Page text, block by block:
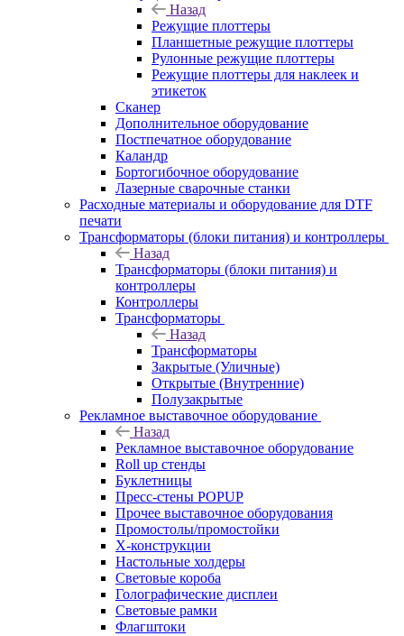
Назад
Режущие плоттеры
Планшетные режущие плоттеры
Рулонные режущие плоттеры
Режущие плоттеры для наклеек и
этикеток
Сканер
Дополнительное оборудование
Постпечатное оборудование
Каландр
Бортогибочное оборудование
Лазерные сварочные станки
Расходные материалы и оборудование для DTF
печати
Трансформаторы (блоки питания) и контроллеры
Назад
Трансформаторы (блоки питания) и
контроллеры
Контроллеры
Трансформаторы
Назад
Трансформаторы
Закрытые (Уличные)
Открытые (Внутренние)
Полузакрытые
Рекламное выставочное оборудование
Назад
Рекламное выставочное оборудование
Roll up стенды
Буклетницы
Пресс-стены POPUP
Прочее выставочное оборудования
Промостолы/промостойки
Х-конструкции
Настольные холдеры
Световые короба
Голографические дисплеи
Световые рамки
Флагштоки